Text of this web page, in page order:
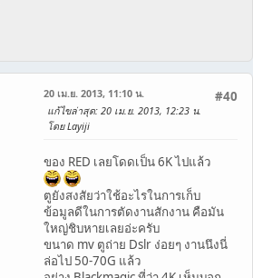
#40
20 เม.ย. 2013, 11:10 น.
แก้ไขล่าสุด: 20 เม.ย. 2013, 12:23 น.
โดย Layiji
ของ RED เลยโดดเป็น 6K ไปแล้ว
ตูยังสงสัยว่าใช้อะไรในการเก็บ
ข้อมูลดีในการตัดงานสักงาน คือมัน
ใหญ่ชิบหายเลยอ่ะครับ
ขนาด mv ตูถ่าย Dslr ง่อยๆ งานนึงนี่
ล่อไป 50-70G แล้ว